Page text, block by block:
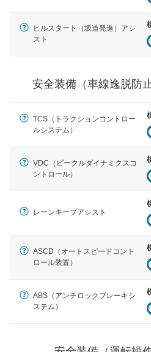
ブ・クルーズ・コントロ
れています。
万が一車体が衝撃を受け
るSRSエアバッグシステ
ルトなどが装備されてい
ヒルスタート（坂道発進）アシ
スト
安全装備（車線逸脱防
TCS（トラクションコントロー
ルシステム）
VDC（ビークルダイナミクスコ
ントロール）
レーンキープアシスト
ASCD（オートスピードコント
ロール装置）
ABS（アンチロックブレーキシ
ステム）